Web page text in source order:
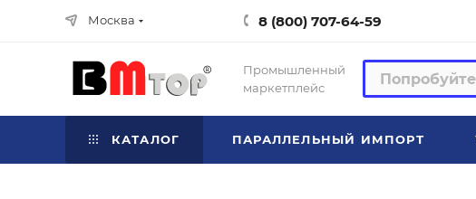
Москва 8 (800) 707-64-59
Промышленный
маркетплейс
КАТАЛОГ ПАРАЛЛЕЛЬНЫЙ ИМПОРТ